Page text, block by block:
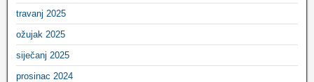
travanj 2025
ožujak 2025
siječanj 2025
prosinac 2024